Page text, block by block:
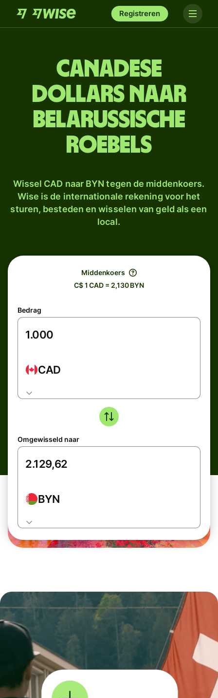
Registreren
Canadese
dollars naar
Belarussische
roebels
Wissel CAD naar BYN tegen de middenkoers.
Wise is de internationale rekening voor het
sturen, besteden en wisselen van geld als een
local.
Middenkoers
C$ 1 CAD = 2,130 BYN
Bedrag
CAD
Omgewisseld naar
BYN